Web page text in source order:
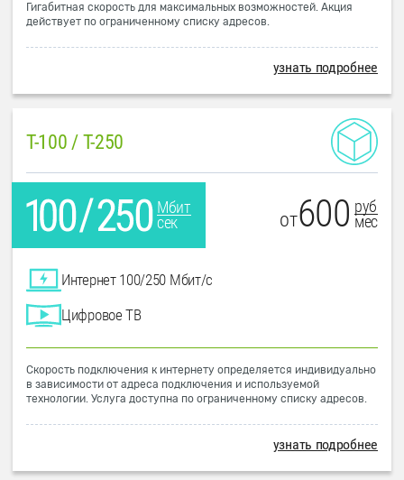
Гигабитная скорость для максимальных возможностей. Акция
действует по ограниченному списку адресов.
узнать подробнее
T-100 / T-250
Мбит
сек
от600 руб
мес
Интернет 100/250 Мбит/с
Цифровое ТВ
Скорость подключения к интернету определяется индивидуально
в зависимости от адреса подключения и используемой
технологии. Услуга доступна по ограниченному списку адресов.
узнать подробнее